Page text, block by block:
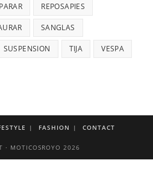
REPOSAPIES
SANGLAS
SUSPENSION TIJA VESPA
FASHION CONTACT
· MOTICOSROYO 2026